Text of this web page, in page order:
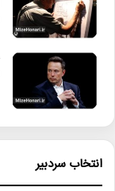
انتخاب سردبیر